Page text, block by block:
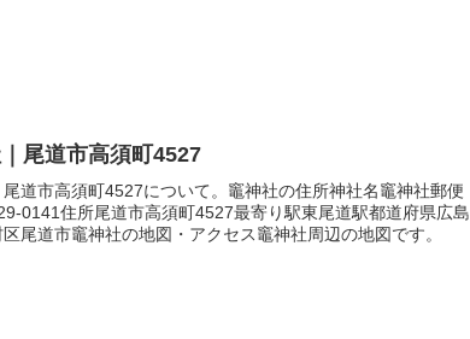
尾道市高須町4527
尾道市高須町4527について。竈神社の住所神社名竈神社郵便
0141住所尾道市高須町4527最寄り駅東尾道駅都道府県広島
尾道市竈神社の地図・アクセス竈神社周辺の地図です。